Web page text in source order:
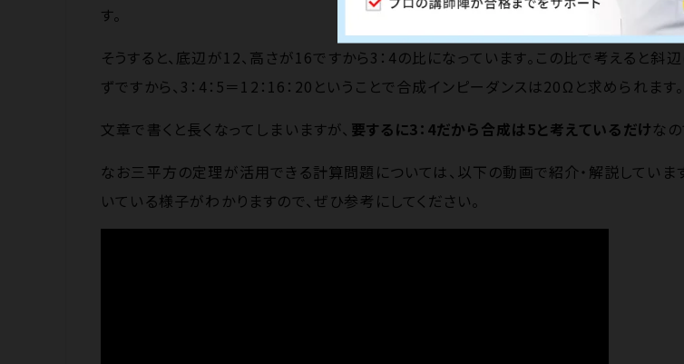
す。
そうすると、底辺が12、高さが16ですから3：4の比になっています。この比で考えると斜
ずですから、3：4：5＝12：16：20ということで合成インピーダンスは20Ωと求められます。
文章で書くと長くなってしまいますが、 要するに3：4だから合成は5と考えているだけなの
なお三平方の定理が活用できる計算問題については、以下の動画で紹介・解説していま
いている様子がわかりますので、ぜひ参考にしてください。